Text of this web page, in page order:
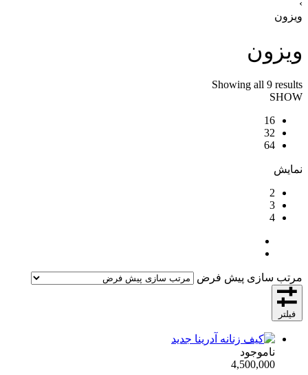
Showing all 9
16
32
64
2
3
4
سازی پیش فرض
فیلتر
ناموجود
4,500,000